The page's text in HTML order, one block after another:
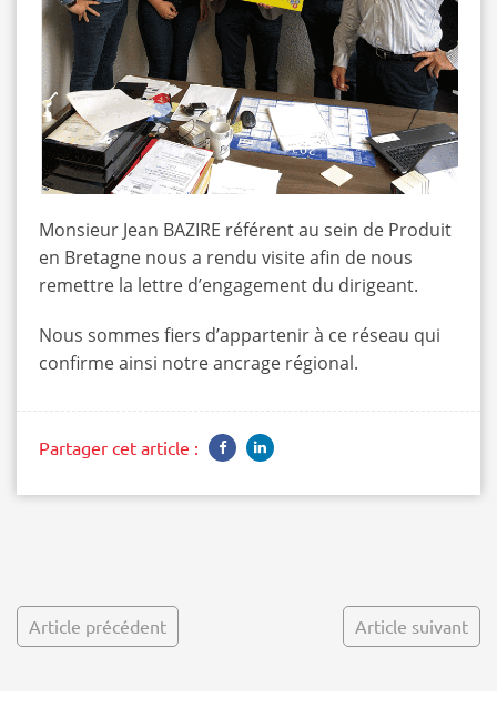
Monsieur Jean BAZIRE référent au sein de Produit
en Bretagne nous a rendu visite afin de nous
remettre la lettre d’engagement du dirigeant.
Nous sommes fiers d’appartenir à ce réseau qui
confirme ainsi notre ancrage régional.
Partager cet article :
Article précédent Article suivant